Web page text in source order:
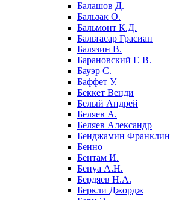
Балашов Д.
Бальзак О.
Бальмонт К.Д.
Бальтасар Грасиан
Балязин В.
Барановский Г. В.
Бауэр С.
Баффет У.
Беккет Венди
Белый Андрей
Беляев А.
Беляев Александр
Бенджамин Франклин
Бенно
Бентам И.
Бенуа А.Н.
Бердяев Н.А.
Беркли Джордж